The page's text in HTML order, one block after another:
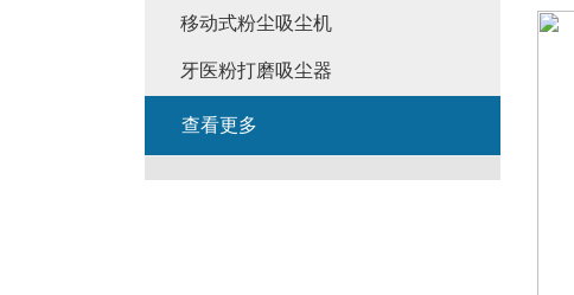
移动式粉尘吸尘机
牙医粉打磨吸尘器
查看更多